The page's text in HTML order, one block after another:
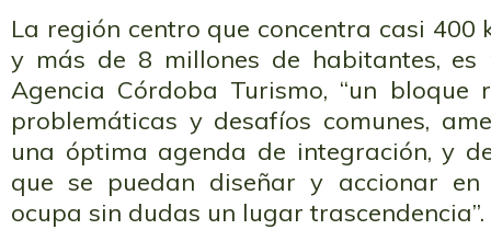
La región centro que concentra casi 400
y más de 8 millones de habitantes,
Agencia Córdoba Turismo, “un bloque
problemáticas y desafíos comunes,
una óptima agenda de integración, y
que se puedan diseñar y accionar en
ocupa sin dudas un lugar trascendencia”.